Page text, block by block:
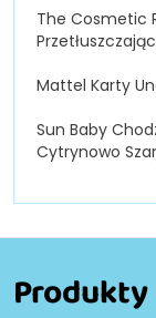
The Cosmetic
Mattel Karty
Sun Baby
Cytrynowo
Produkty